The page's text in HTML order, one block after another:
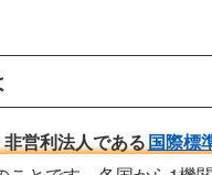
営利法人である国際標